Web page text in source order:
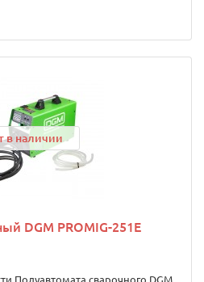
в наличии
DGM PROMIG-251E
Полуавтомата сварочного DGM